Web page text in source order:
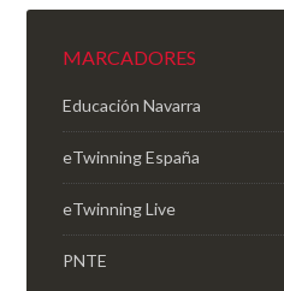
MARCADORES
Educación Navarra
eTwinning España
eTwinning Live
PNTE